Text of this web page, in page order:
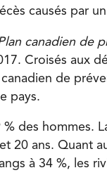
causés par
canadien de
Croisés aux
de
pays.
des hommes.
20 ans. Quant
à 34 %, les